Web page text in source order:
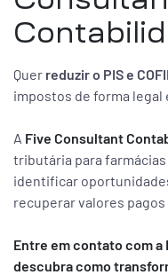
Quer reduzir o PIS e
impostos de forma legal
A Five Consultant
tributária para
identificar
recuperar valores
Entre em contato com
descubra como